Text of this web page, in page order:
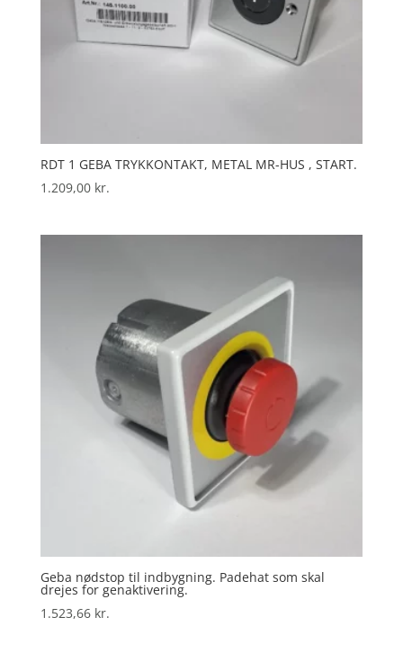
RDT 1 GEBA TRYKKONTAKT, METAL MR-HUS , START.
1.209,00 kr.
Geba nødstop til indbygning. Padehat som skal
drejes for genaktivering.
1.523,66 kr.